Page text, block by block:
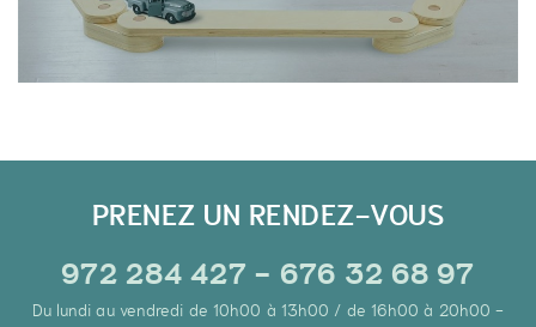
PRENEZ UN RENDEZ-VOUS
972 284 427 - 676 32 68 97
Du lundi au vendredi de 10h00 à 13h00 / de 16h00 à 20h00 -